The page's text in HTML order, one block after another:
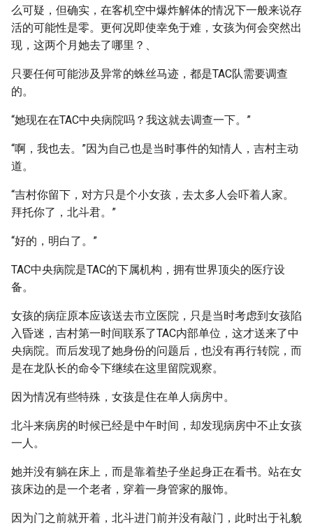
么可疑，但确实，在客机空中爆炸解体的情况下一般来说存
活的可能性是零。更何况即使幸免于难，女孩为何会突然出
现，这两个月她去了哪里？、
只要任何可能涉及异常的蛛丝马迹，都是TAC队需要调查
的。
“她现在在TAC中央病院吗？我这就去调查一下。”
“啊，我也去。”因为自己也是当时事件的知情人，吉村主动
道。
“吉村你留下，对方只是个小女孩，去太多人会吓着人家。
拜托你了，北斗君。”
“好的，明白了。”
TAC中央病院是TAC的下属机构，拥有世界顶尖的医疗设
备。
女孩的病症原本应该送去市立医院，只是当时考虑到女孩陷
入昏迷，吉村第一时间联系了TAC内部单位，这才送来了中
央病院。而后发现了她身份的问题后，也没有再行转院，而
是在龙队长的命令下继续在这里留院观察。
因为情况有些特殊，女孩是住在单人病房中。
北斗来病房的时候已经是中午时间，却发现病房中不止女孩
一人。
她并没有躺在床上，而是靠着垫子坐起身正在看书。站在女
孩床边的是一个老者，穿着一身管家的服饰。
因为门之前就开着，北斗进门前并没有敲门，此时出于礼貌